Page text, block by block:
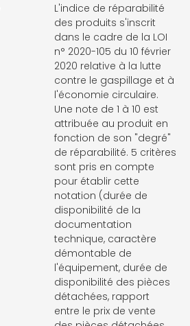
L'indice de réparabilité
des produits s'inscrit
dans le cadre de la LOI
n° 2020-105 du 10 février
2020 relative à la lutte
contre le gaspillage et à
l'économie circulaire.
Une note de 1 à 10 est
attribuée au produit en
fonction de son "degré"
de réparabilité. 5 critères
sont pris en compte
pour établir cette
notation (durée de
disponibilité de la
documentation
technique, caractère
démontable de
l'équipement, durée de
disponibilité des pièces
détachées, rapport
entre le prix de vente